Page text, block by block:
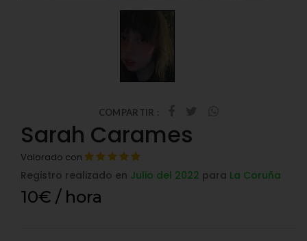
COMPARTIR :
Sarah Carames
Valorado con
Registro realizado en Julio del 2022 para La Coruña
10€ / hora